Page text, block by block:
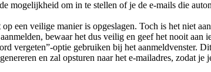
mogelijkheid om in te stellen of je de e-mails die
een veilige manier is opgeslagen. Toch is het niet
bewaar het dus veilig en geef het nooit
vergeten”-optie gebruiken bij het aanmeldvenster.
en zal opsturen naar het e-mailadres, zodat je